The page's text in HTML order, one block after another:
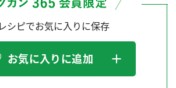
の素 米飯用調味液
initiative
ミツカンミュージアム）
シピでお気に入りに保存
お気に入りに追加